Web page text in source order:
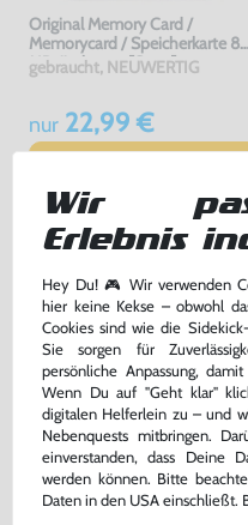
Original Memory Card /
Memorycard / Speicherkarte 8
MB #schwarz [Sony]
gebraucht, NEUWERTIG
nur22,99 €
DAS HABEN
Wir
Erlebnis
Hey Du! 🎮 Wir verwenden
hier keine Kekse – obwohl
Cookies sind wie die
Sie sorgen für
persönliche Anpassung,
Wenn Du auf "Geht klar"
digitalen Helferlein zu – und
Nebenquests mitbringen.
einverstanden, dass Deine
werden können. Bitte
Daten in den USA einschließt.